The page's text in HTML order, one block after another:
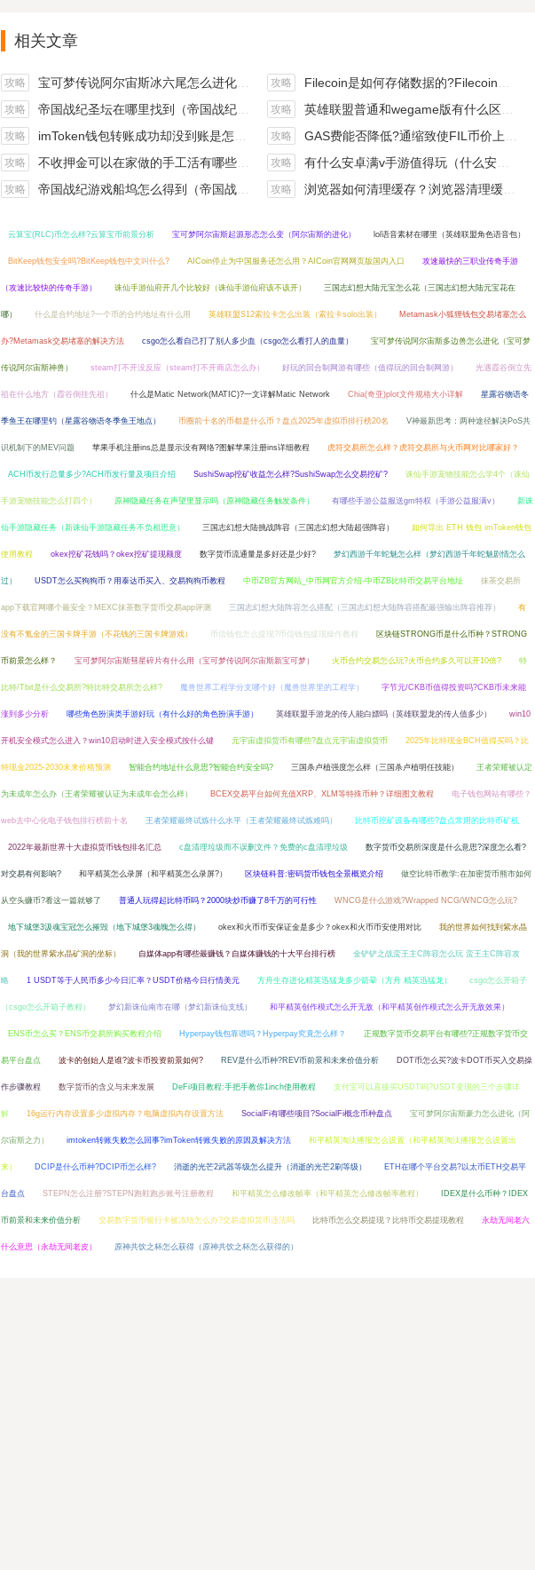
相关文章
攻略 宝可梦传说阿尔宙斯冰六尾怎么进化（宝可梦冰六尾怎么得） 攻略 Filecoin是如何存储数据的?Filecoin的价值体现和未来前景分析
攻略 帝国战纪圣坛在哪里找到（帝国战纪游戏攻略） 攻略 英雄联盟普通和wegame版有什么区别（英雄联盟wegame版和英雄联盟）
攻略 imToken钱包转账成功却没到账是怎么回事? 攻略 GAS费能否降低?通缩致使FIL币价上涨,近看1000U
攻略 不收押金可以在家做的手工活有哪些？四个可以操作的小项目真是可靠 攻略 有什么安卓满v手游值得玩（什么安卓手游好玩）
攻略 帝国战纪游戏船坞怎么得到（帝国战纪战役攻略） 攻略 浏览器如何清理缓存？浏览器清理缓存快捷键
云算宝(RLC)币怎么样?云算宝币前景分析 宝可梦阿尔宙斯起源形态怎么变（阿尔宙斯的进化） lol语音素材在哪里（英雄联盟角色语音包）
BitKeep钱包安全吗?BitKeep钱包中文叫什么? AICoin停止为中国服务还怎么用？AICoin官网网页版国内入口 攻速最快的三职业传奇手游
（攻速比较快的传奇手游） 诛仙手游仙府开几个比较好（诛仙手游仙府该不该开） 三国志幻想大陆元宝怎么花（三国志幻想大陆元宝花在
哪） 什么是合约地址?一个币的合约地址有什么用 英雄联盟S12索拉卡怎么出装（索拉卡solo出装） Metamask小狐狸钱包交易堵塞怎么
办?Metamask交易堵塞的解决方法 csgo怎么看自己打了别人多少血（csgo怎么看打人的血量） 宝可梦传说阿尔宙斯多边兽怎么进化（宝可梦
传说阿尔宙斯神兽） steam打不开没反应（steam打不开商店怎么办） 好玩的回合制网游有哪些（值得玩的回合制网游） 光遇霞谷倒立先
祖在什么地方（霞谷倒挂先祖） 什么是Matic Network(MATIC)?一文详解Matic Network Chia(奇亚)plot文件规格大小详解 星露谷物语冬
季鱼王在哪里钓（星露谷物语冬季鱼王地点） 币圈前十名的币都是什么币？盘点2025年虚拟币排行榜20名 V神最新思考：两种途径解决PoS共
识机制下的MEV问题 苹果手机注册ins总是显示没有网络?图解苹果注册ins详细教程 虎符交易所怎么样？虎符交易所与火币网对比哪家好？
ACH币发行总量多少?ACH币发行量及项目介绍 SushiSwap挖矿收益怎么样?SushiSwap怎么交易挖矿? 诛仙手游宠物技能怎么学4个（诛仙
手游宠物技能怎么打四个） 原神隐藏任务在声望里显示吗（原神隐藏任务触发条件） 有哪些手游公益服送gm特权（手游公益服满v） 新诛
仙手游隐藏任务（新诛仙手游隐藏任务不负相思意） 三国志幻想大陆挑战阵容（三国志幻想大陆超强阵容） 如何导出 ETH 钱包 imToken钱包
使用教程 okex挖矿花钱吗？okex挖矿提现额度 数字货币流通量是多好还是少好? 梦幻西游千年蛇魅怎么样（梦幻西游千年蛇魅剧情怎么
过） USDT怎么买狗狗币？用泰达币买入、交易狗狗币教程 中币ZB官方网站_中币网官方介绍-中币ZB比特币交易平台地址 抹茶交易所
app下载官网哪个最安全？MEXC抹茶数字货币交易app评测 三国志幻想大陆阵容怎么搭配（三国志幻想大陆阵容搭配最强输出阵容推荐） 有
没有不氪金的三国卡牌手游（不花钱的三国卡牌游戏） 币信钱包怎么提现?币信钱包提现操作教程 区块链STRONG币是什么币种？STRONG
币前景怎么样？ 宝可梦阿尔宙斯彗星碎片有什么用（宝可梦传说阿尔宙斯新宝可梦） 火币合约交易怎么玩?火币合约多久可以开10倍? 特
比特/Tbit是什么交易所?特比特交易所怎么样? 魔兽世界工程学分支哪个好（魔兽世界里的工程学） 字节元/CKB币值得投资吗?CKB币未来能
涨到多少分析 哪些角色扮演类手游好玩（有什么好的角色扮演手游） 英雄联盟手游龙的传人能白嫖吗（英雄联盟龙的传人值多少） win10
开机安全模式怎么进入？win10启动时进入安全模式按什么键 元宇宙虚拟货币有哪些?盘点元宇宙虚拟货币 2025年比特现金BCH值得买吗？比
特现金2025-2030未来价格预测 智能合约地址什么意思?智能合约安全吗? 三国杀卢植强度怎么样（三国杀卢植明任技能） 王者荣耀被认定
为未成年怎么办（王者荣耀被认证为未成年会怎么样） BCEX交易平台如何充值XRP、XLM等特殊币种？详细图文教程 电子钱包网站有哪些？
web去中心化电子钱包排行榜前十名 王者荣耀最终试炼什么水平（王者荣耀最终试炼难吗） 比特币挖矿设备有哪些?盘点常用的比特币矿机
2022年最新世界十大虚拟货币钱包排名汇总 c盘清理垃圾而不误删文件？免费的c盘清理垃圾 数字货币交易所深度是什么意思?深度怎么看?
对交易有何影响? 和平精英怎么录屏（和平精英怎么录屏?） 区块链科普:密码货币钱包全景概览介绍 做空比特币教学:在加密货币熊市如何
从空头赚币?看这一篇就够了 普通人玩得起比特币吗？2000块炒币赚了8千万的可行性 WNCG是什么游戏?Wrapped NCG/WNCG怎么玩?
地下城堡3汲魂宝冠怎么摧毁（地下城堡3魂魄怎么得） okex和火币币安保证金是多少？okex和火币币安使用对比 我的世界如何找到紫水晶
洞（我的世界紫水晶矿洞的坐标） 自媒体app有哪些最赚钱？自媒体赚钱的十大平台排行榜 金铲铲之战蛮王主C阵容怎么玩 蛮王主C阵容攻
略 1 USDT等于人民币多少今日汇率？USDT价格今日行情美元 方舟生存进化精英迅猛龙多少箭晕（方舟 精英迅猛龙） csgo怎么开箱子
（csgo怎么开箱子教程） 梦幻新诛仙南市在哪（梦幻新诛仙支线） 和平精英创作模式怎么开无敌（和平精英创作模式怎么开无敌效果）
ENS币怎么买？ENS币交易所购买教程介绍 Hyperpay钱包靠谱吗？Hyperpay究竟怎么样？ 正规数字货币交易平台有哪些?正规数字货币交
易平台盘点 波卡的创始人是谁?波卡币投资前景如何? REV是什么币种?REV币前景和未来价值分析 DOT币怎么买?波卡DOT币买入交易操
作步骤教程 数字货币的含义与未来发展 DeFi项目教程:手把手教你1inch使用教程 支付宝可以直接买USDT吗?USDT变现的三个步骤详
解 16g运行内存设置多少虚拟内存？电脑虚拟内存设置方法 SocialFi有哪些项目?SocialFi概念币种盘点 宝可梦阿尔宙斯豪力怎么进化（阿
尔宙斯之力） imtoken转账失败怎么回事?imToken转账失败的原因及解决方法 和平精英淘汰播报怎么设置（和平精英淘汰播报怎么设置出
来） DCIP是什么币种?DCIP币怎么样? 消逝的光芒2武器等级怎么提升（消逝的光芒2刷等级） ETH在哪个平台交易?以太币ETH交易平
台盘点 STEPN怎么注册?STEPN跑鞋跑步账号注册教程 和平精英怎么修改帧率（和平精英怎么修改帧率教程） IDEX是什么币种？IDEX
币前景和未来价值分析 交易数字货币银行卡被冻结怎么办?交易虚拟货币违法吗 比特币怎么交易提现？比特币交易提现教程 永劫无间老六
什么意思（永劫无间老皮） 原神共饮之杯怎么获得（原神共饮之杯怎么获得的）